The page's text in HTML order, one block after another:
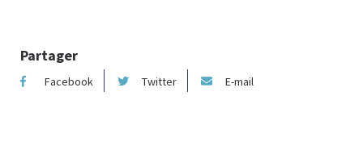
Partager
Facebook Twitter E-mail